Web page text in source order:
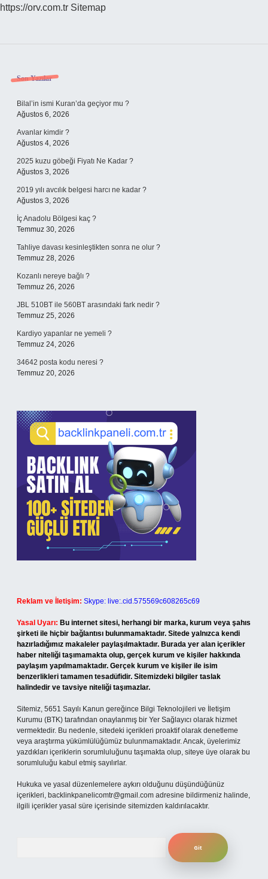
https://orv.com.tr Sitemap
Sidebar
Son Yazılar
Bilal’in ismi Kuran’da geçiyor mu ?
Ağustos 6, 2026
Avanlar kimdir ?
Ağustos 4, 2026
2025 kuzu göbeği Fiyatı Ne Kadar ?
Ağustos 3, 2026
2019 yılı avcılık belgesi harcı ne kadar ?
Ağustos 3, 2026
İç Anadolu Bölgesi kaç ?
Temmuz 30, 2026
Tahliye davası kesinleştikten sonra ne olur ?
Temmuz 28, 2026
Kozanlı nereye bağlı ?
Temmuz 26, 2026
JBL 510BT ile 560BT arasındaki fark nedir ?
Temmuz 25, 2026
Kardiyo yapanlar ne yemeli ?
Temmuz 24, 2026
34642 posta kodu neresi ?
Temmuz 20, 2026
Reklam ve İletişim: Skype: live:.cid.575569c608265c69
Yasal Uyarı: Bu internet sitesi, herhangi bir marka, kurum veya şahıs
şirketi ile hiçbir bağlantısı bulunmamaktadır. Sitede yalnızca kendi
hazırladığımız makaleler paylaşılmaktadır. Burada yer alan içerikler
haber niteliği taşımamakta olup, gerçek kurum ve kişiler hakkında
paylaşım yapılmamaktadır. Gerçek kurum ve kişiler ile isim
benzerlikleri tamamen tesadüfidir. Sitemizdeki bilgiler taslak
halindedir ve tavsiye niteliği taşımazlar.
Sitemiz, 5651 Sayılı Kanun gereğince Bilgi Teknolojileri ve İletişim
Kurumu (BTK) tarafından onaylanmış bir Yer Sağlayıcı olarak hizmet
vermektedir. Bu nedenle, sitedeki içerikleri proaktif olarak denetleme
veya araştırma yükümlülüğümüz bulunmamaktadır. Ancak, üyelerimiz
yazdıkları içeriklerin sorumluluğunu taşımakta olup, siteye üye olarak bu
sorumluluğu kabul etmiş sayılırlar.
Hukuka ve yasal düzenlemelere aykırı olduğunu düşündüğünüz
içerikleri, backlinkpanelicomtr@gmail.com adresine bildirmeniz halinde,
ilgili içerikler yasal süre içerisinde sitemizden kaldırılacaktır.